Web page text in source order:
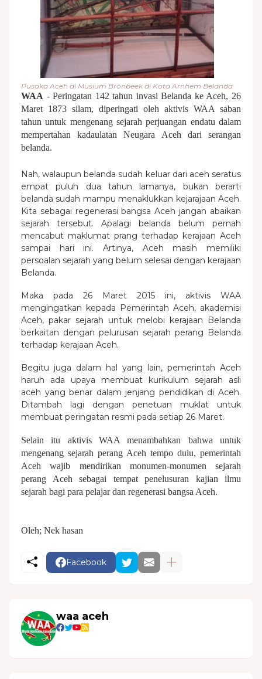
Pusaka Aceh di Musium Bronbeek di Kota Arnhem Belanda
WAA - Peringatan 142 tahun invasi Belanda ke Aceh, 26
Maret 1873 silam, diperingati oleh aktivis WAA saban
tahun untuk mengenang sejarah perjuangan endatu dalam
mempertahan kadaulatan Neugara Aceh dari serangan
belanda.
Nah, walaupun belanda sudah keluar dari aceh seratus
empat puluh dua tahun lamanya, bukan berarti
belanda sudah mampu menaklukkan kejarajaan Aceh.
Kita sebagai regenerasi bangsa Aceh jangan abaikan
sejarah tersebut. Apalagi belanda belum pernah
mencabut maklumat prang terhadap kerajaan Aceh
sampai hari ini. Artinya, Aceh masih memiliki
persoalan sejarah yang belum selesai dengan kerajaan
Belanda.
Maka pada 26 Maret 2015 ini, aktivis WAA
mengingatkan kepada Pemerintah Aceh, akademisi
Aceh, pakar sejarah untuk melobi kerajaan Belanda
berkaitan dengan pelurusan sejarah perang Belanda
terhadap kerajaan Aceh.
Begitu juga dalam hal yang lain, pemerintah Aceh
haruh ada upaya membuat kurikulum sejarah asli
aceh yang benar dalam jenjang pendidikan di Aceh.
Ditambah lagi dengan penetuan muklat untuk
membuat peringatan resmi pada setiap 26 Maret.
Selain itu aktivis WAA menambahkan bahwa untuk
mengenang sejarah perang Aceh tempo dulu, pemerintah
Aceh wajib mendirikan monumen-monumen sejarah
perang Aceh sebagai tempat penelusuran kajian ilmu
sejarah bagi para pelajar dan regenerasi bangsa Aceh.
Oleh; Nek hasan
Facebook
waa aceh